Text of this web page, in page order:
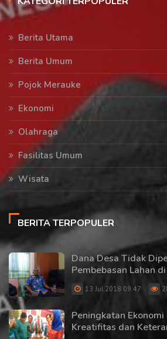
Berita Utama
Berita Umum
Pojok Merauke
Ekonomi
Olahraga
Fasilitas Umum
Wisata
BERITA TERPOPULER
Dana Desa Tidak
Pembebasan Lahan
13 Jul 2018 09:47
Peningkatan
Kreatifitas dan